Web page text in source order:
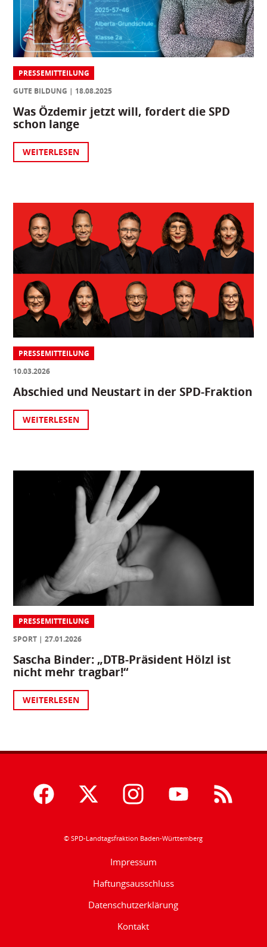
PRESSEMITTEILUNG
GUTE BILDUNG
18.08.2025
Was Özdemir jetzt will, fordert die SPD
schon lange
WEITERLESEN
PRESSEMITTEILUNG
10.03.2026
Abschied und Neustart in der SPD-Fraktion
WEITERLESEN
PRESSEMITTEILUNG
SPORT
27.01.2026
Sascha Binder: „DTB-Präsident Hölzl ist
nicht mehr tragbar!“
WEITERLESEN
© SPD-Landtagsfraktion Baden-Württemberg
Impressum
Haftungsausschluss
Datenschutzerklärung
Kontakt